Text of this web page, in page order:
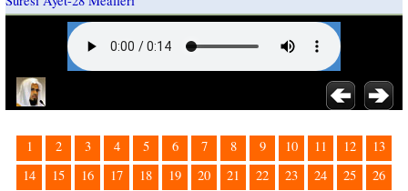
1 2 3 4 5 6 7 8 9 10 11 12
13
14
15 16 17 18 19 20 21 22 23 24 25
26